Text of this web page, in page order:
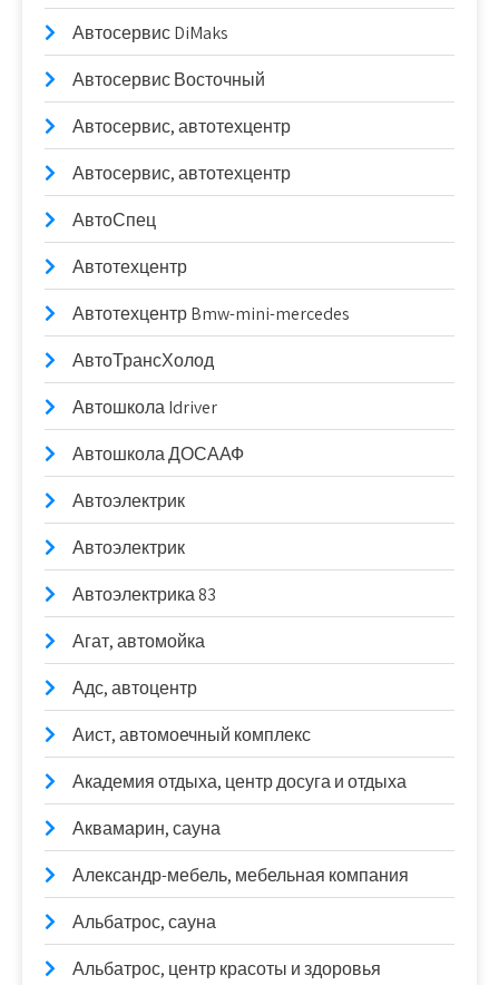
Автосервис DiMaks
Автосервис Восточный
Автосервис, автотехцентр
Автосервис, автотехцентр
АвтоСпец
Автотехцентр
Автотехцентр Bmw-mini-mercedes
АвтоТрансХолод
Автошкола Idriver
Автошкола ДОСААФ
Автоэлектрик
Автоэлектрик
Автоэлектрика 83
Агат, автомойка
Адс, автоцентр
Аист, автомоечный комплекс
Академия отдыха, центр досуга и отдыха
Аквамарин, сауна
Александр-мебель, мебельная компания
Альбатрос, сауна
Альбатрос, центр красоты и здоровья